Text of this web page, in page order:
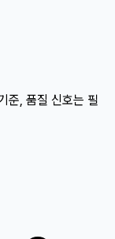
준, 품질 신호는 필